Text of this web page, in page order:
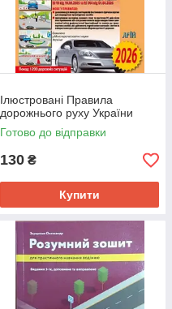
Ілюстровані Правила
дорожнього руху України
Готово до відправки
130 ₴
Купити